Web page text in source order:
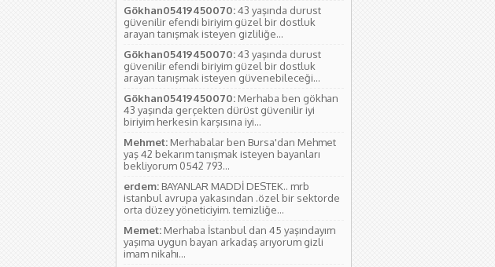
Gökhan05419450070:43 yaşında durust
güvenilir efendi biriyim güzel bir dostluk
arayan tanışmak isteyen gizliliğe...
Gökhan05419450070:43 yaşında durust
güvenilir efendi biriyim güzel bir dostluk
arayan tanışmak isteyen güvenebileceği...
Gökhan05419450070: Merhaba ben gökhan
43 yaşında gerçekten dürüst güvenilir iyi
biriyim herkesin karşısına iyi...
Mehmet: Merhabalar ben Bursa'dan Mehmet
yaş 42 bekarım tanışmak isteyen bayanları
bekliyorum 0542 793...
erdem: BAYANLAR MADDİ DESTEK.. mrb
istanbul avrupa yakasından .özel bir sektorde
orta düzey yöneticiyim. temizliğe...
Memet: Merhaba İstanbul dan 45 yaşındayım
yaşıma uygun bayan arkadaş arıyorum gizli
imam nikahı...